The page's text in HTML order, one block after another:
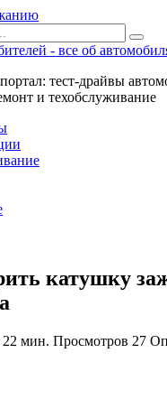
- все об
тест-драйвы
и техобслуживание
катушку
22 мин. Просмотров 27